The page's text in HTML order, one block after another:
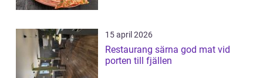
15 april 2026
Restaurang särna god mat vid
porten till fjällen